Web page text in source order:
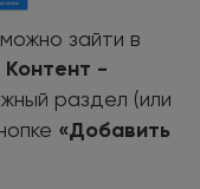
зайти в
-
раздел (или
«Добавить